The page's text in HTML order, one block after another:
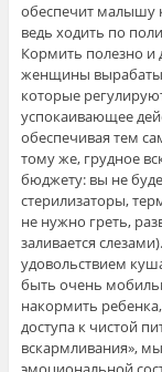
обеспечит малышу
ведь ходить по
Кормить полезно и
женщины
которые
успокаивающее
обеспечивая тем
тому же, грудное
бюджету: вы не
стерилизаторы,
не нужно греть,
заливается
удовольствием
быть очень
накормить
доступа к чистой
вскармливания»,